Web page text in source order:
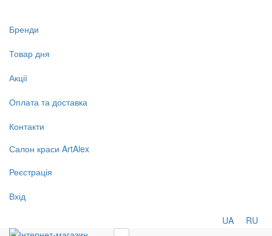
Бренди
Товар дня
Акції
Оплата та доставка
Контакти
Салон краси ArtAlex
Реєстрація
Вхід
UA RU